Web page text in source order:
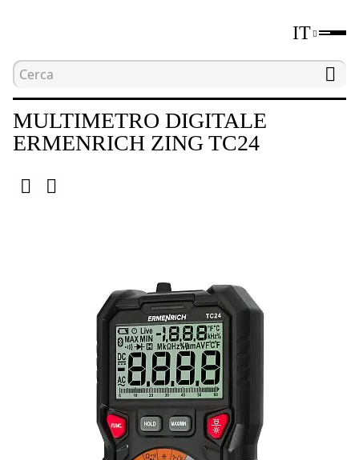
IT
Home Strumenti per le misurazioni
MULTIMETRO DIGITALE
ERMENRICH ZING TC24